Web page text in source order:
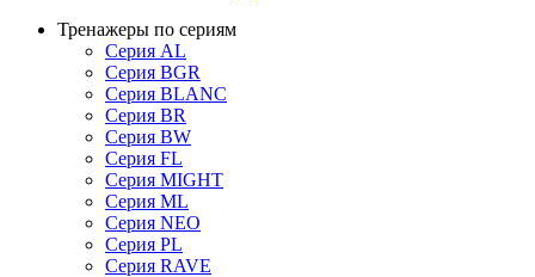
Тренажеры по сериям
Серия AL
Серия BGR
Серия BLANC
Серия BR
Серия BW
Серия FL
Серия MIGHT
Серия ML
Серия NEO
Серия PL
Серия RAVE